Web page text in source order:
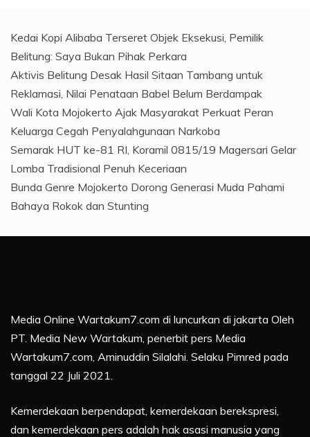
Kedai Kopi Alibaba Terseret Objek Eksekusi, Pemilik
Belitung: Saya Bukan Pihak Perkara
Aktivis Belitung Desak Hasil Sitaan Tambang untuk
Reklamasi, Nilai Penataan Babel Belum Berdampak
Wali Kota Mojokerto Ajak Masyarakat Perkuat Peran
Keluarga Cegah Penyalahgunaan Narkoba
Semarak HUT ke-81 RI, Koramil 0815/19 Magersari Gelar
Lomba Tradisional Penuh Keceriaan
Bunda Genre Mojokerto Dorong Generasi Muda Pahami
Bahaya Rokok dan Stunting
Media Online Wartakum7.com di luncurkan di jakarta Oleh
PT. Media New Wartakum, penerbit pers Media
Wartakum7.com, Aminuddin Silalahi. Selaku Pimred pada
tanggal 22 Juli 2021.
Kemerdekaan berpendapat, kemerdekaan berekspresi,
dan kemerdekaan pers adalah hak asasi manusia yang